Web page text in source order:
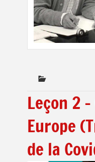
Leçon 2
Europe
de la